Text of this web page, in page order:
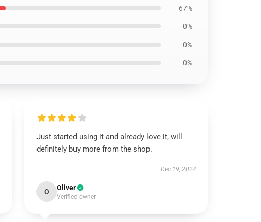
67%
0%
0%
0%
Just started using it and already love it, will
definitely buy more from the shop.
Dec 19, 2024
O Oliver
Verified owner